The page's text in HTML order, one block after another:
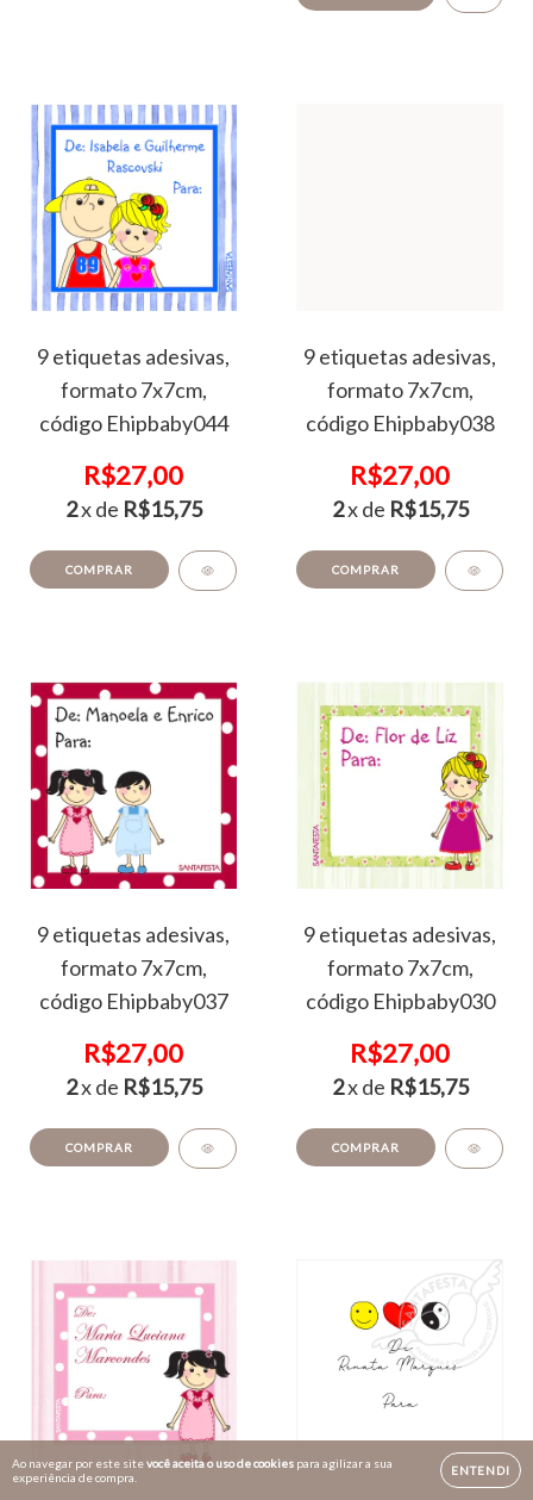
Ao navegar por este sitevocê aceita o uso de cookies para agilizar a sua
experiência de compra.
ENTENDI
9 etiquetas adesivas,
formato 7x7cm,
código Ehipbaby044
R$27,00
2x de R$15,75
COMPRAR
9 etiquetas adesivas,
formato 7x7cm,
código Ehipbaby038
R$27,00
2x de R$15,75
COMPRAR
9 etiquetas adesivas,
formato 7x7cm,
código Ehipbaby037
R$27,00
2x de R$15,75
COMPRAR
9 etiquetas adesivas,
formato 7x7cm,
código Ehipbaby030
R$27,00
2x de R$15,75
COMPRAR